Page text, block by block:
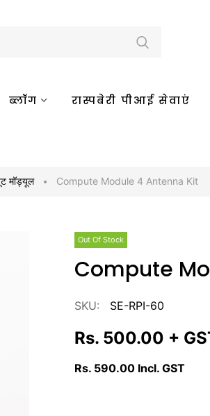
ब्लॉग रास्पबेरी पीआई सेवाएं
मॉड्यूल Compute Module 4 Antenna Kit
Out Of Stock
Compute
SKU: SE-RPI-60
Rs. 500.00 +
Rs. 590.00 Incl. GST